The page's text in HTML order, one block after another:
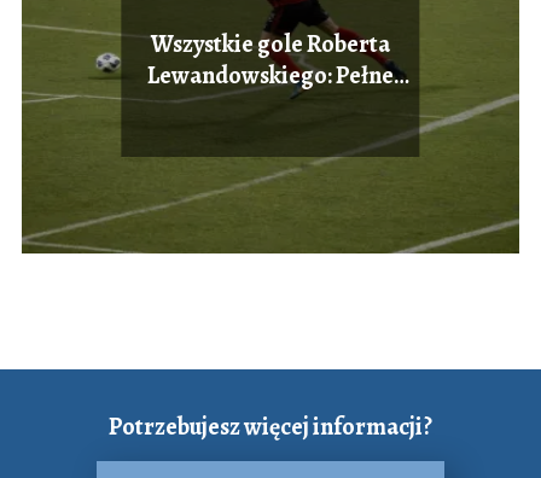
Wszystkie gole Roberta
Lewandowskiego: Pełne
statystyki.
Potrzebujesz więcej informacji?